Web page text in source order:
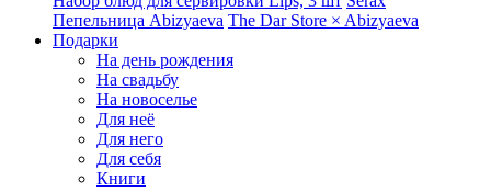
Пепельница Abizyaeva The Dar Store × Abizyaeva
Подарки
На день рождения
На свадьбу
На новоселье
Для неё
Для него
Для себя
Книги